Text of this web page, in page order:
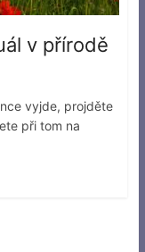
v přírodě
vyjde, projděte
při tom na